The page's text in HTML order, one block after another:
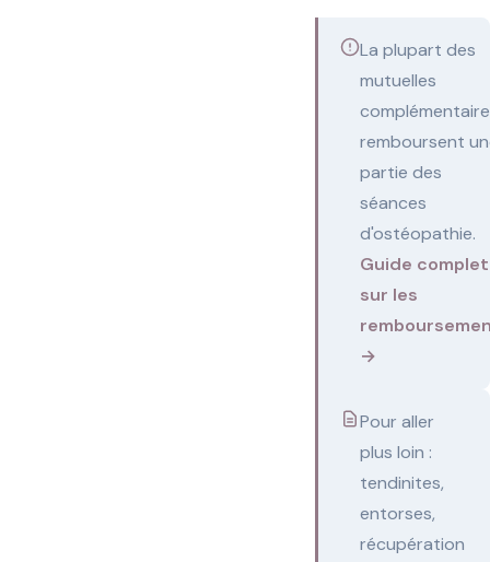
La plupart des
mutuelles
remboursent
partie des
séances
d'ostéopathie.
Guide complet
sur les
→
Pour aller
plus loin :
tendinites,
entorses,
récupération